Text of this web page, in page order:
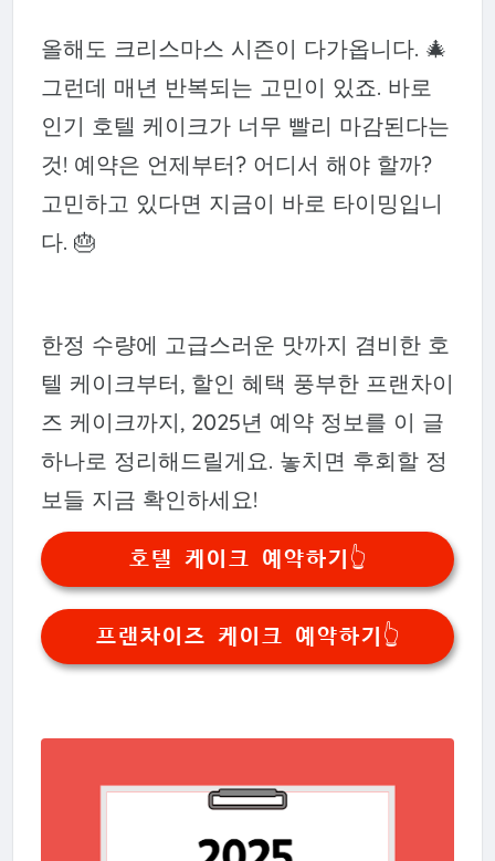
올해도 크리스마스 시즌이 다가옵니다. 🎄
그런데 매년 반복되는 고민이 있죠. 바로
인기 호텔 케이크가 너무 빨리 마감된다는
것! 예약은 언제부터? 어디서 해야 할까?
고민하고 있다면 지금이 바로 타이밍입니
다. 🎂
한정 수량에 고급스러운 맛까지 겸비한 호
텔 케이크부터, 할인 혜택 풍부한 프랜차이
즈 케이크까지, 2025년 예약 정보를 이 글
하나로 정리해드릴게요. 놓치면 후회할 정
보들 지금 확인하세요!
호텔 케이크 예약하기👆
프랜차이즈 케이크 예약하기👆